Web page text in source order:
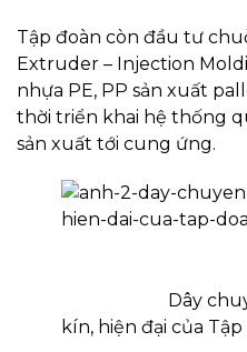
Tập đoàn còn đầu tư
Extruder – Injection
nhựa PE, PP sản xuất
thời triển khai hệ thống
sản xuất tới cung ứng.
Dây chuyền
kín, hiện đại của